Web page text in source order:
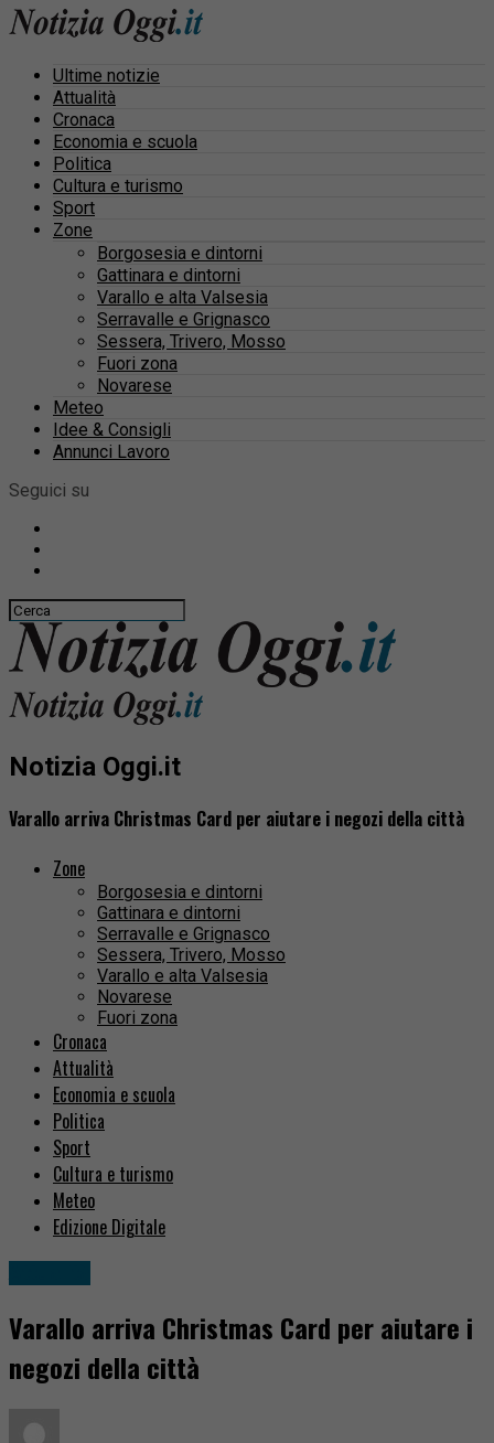
Ultime notizie
Attualità
Cronaca
Economia e scuola
Politica
Cultura e turismo
Sport
Zone
Borgosesia e dintorni
Gattinara e dintorni
Varallo e alta Valsesia
Serravalle e Grignasco
Sessera, Trivero, Mosso
Fuori zona
Novarese
Meteo
Idee & Consigli
Annunci Lavoro
Seguici su
Notizia Oggi.it
Varallo arriva Christmas Card per aiutare i negozi della città
Zone
Borgosesia e dintorni
Gattinara e dintorni
Serravalle e Grignasco
Sessera, Trivero, Mosso
Varallo e alta Valsesia
Novarese
Fuori zona
Cronaca
Attualità
Economia e scuola
Politica
Sport
Cultura e turismo
Meteo
Edizione Digitale
Varallo arriva Christmas Card per aiutare i
negozi della città